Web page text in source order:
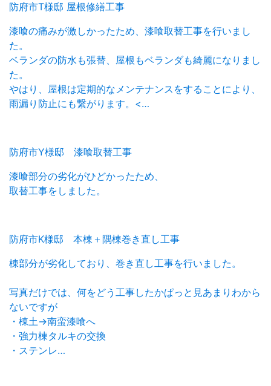
防府市T様邸 屋根修繕工事
漆喰の痛みが激しかったため、漆喰取替工事を行いまし
た。
ベランダの防水も張替、屋根もベランダも綺麗になりまし
た。
やはり、屋根は定期的なメンテナンスをすることにより、
雨漏り防止にも繋がります。<…
防府市Y様邸 漆喰取替工事
漆喰部分の劣化がひどかったため、
取替工事をしました。
防府市K様邸 本棟＋隅棟巻き直し工事
棟部分が劣化しており、巻き直し工事を行いました。
写真だけでは、何をどう工事したかぱっと見あまりわから
ないですが
・棟土→南蛮漆喰へ
・強力棟タルキの交換
・ステンレ…